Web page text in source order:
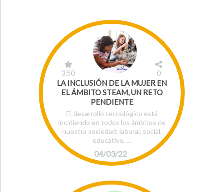
04/03/22
3.50 0
LA INCLUSIÓN DE LA MUJER EN
EL ÁMBITO STEAM, UN RETO
PENDIENTE
El desarrollo tecnológico está
incidiendo en todos los ámbitos de
nuestra sociedad: laboral, social,
educativo, …